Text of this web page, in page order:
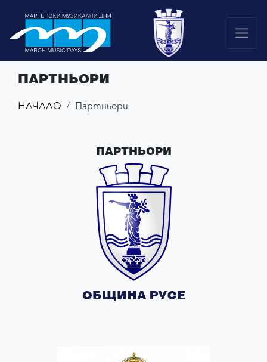
ПАРТНЬОРИ
НАЧАЛО Партньори
ПАРТНЬОРИ
ОБЩИНА РУСЕ